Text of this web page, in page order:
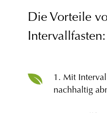
Die Vorteile
Intervallfasten:
1. Mit
nachhaltig